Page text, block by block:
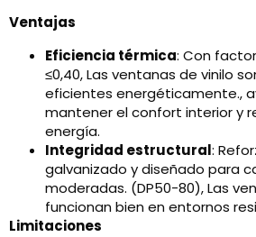
Ventajas
Eficiencia térmica: Con
≤0,40, Las ventanas de vinilo
eficientes energéticamente.,
mantener el confort interior y
energía.
Integridad estructural:
galvanizado y diseñado para
moderadas. (DP50-80), Las
funcionan bien en entornos
Limitaciones